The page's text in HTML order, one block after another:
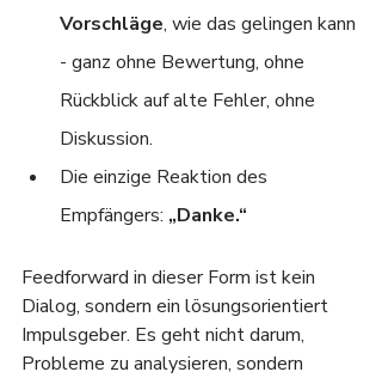
Vorschläge, wie das gelingen kann
- ganz ohne Bewertung, ohne
Rückblick auf alte Fehler, ohne
Diskussion.
Die einzige Reaktion des
Empfängers: „Danke.“
Feedforward in dieser Form ist kein
Dialog, sondern ein lösungsorientiert
Impulsgeber. Es geht nicht darum,
Probleme zu analysieren, sondern